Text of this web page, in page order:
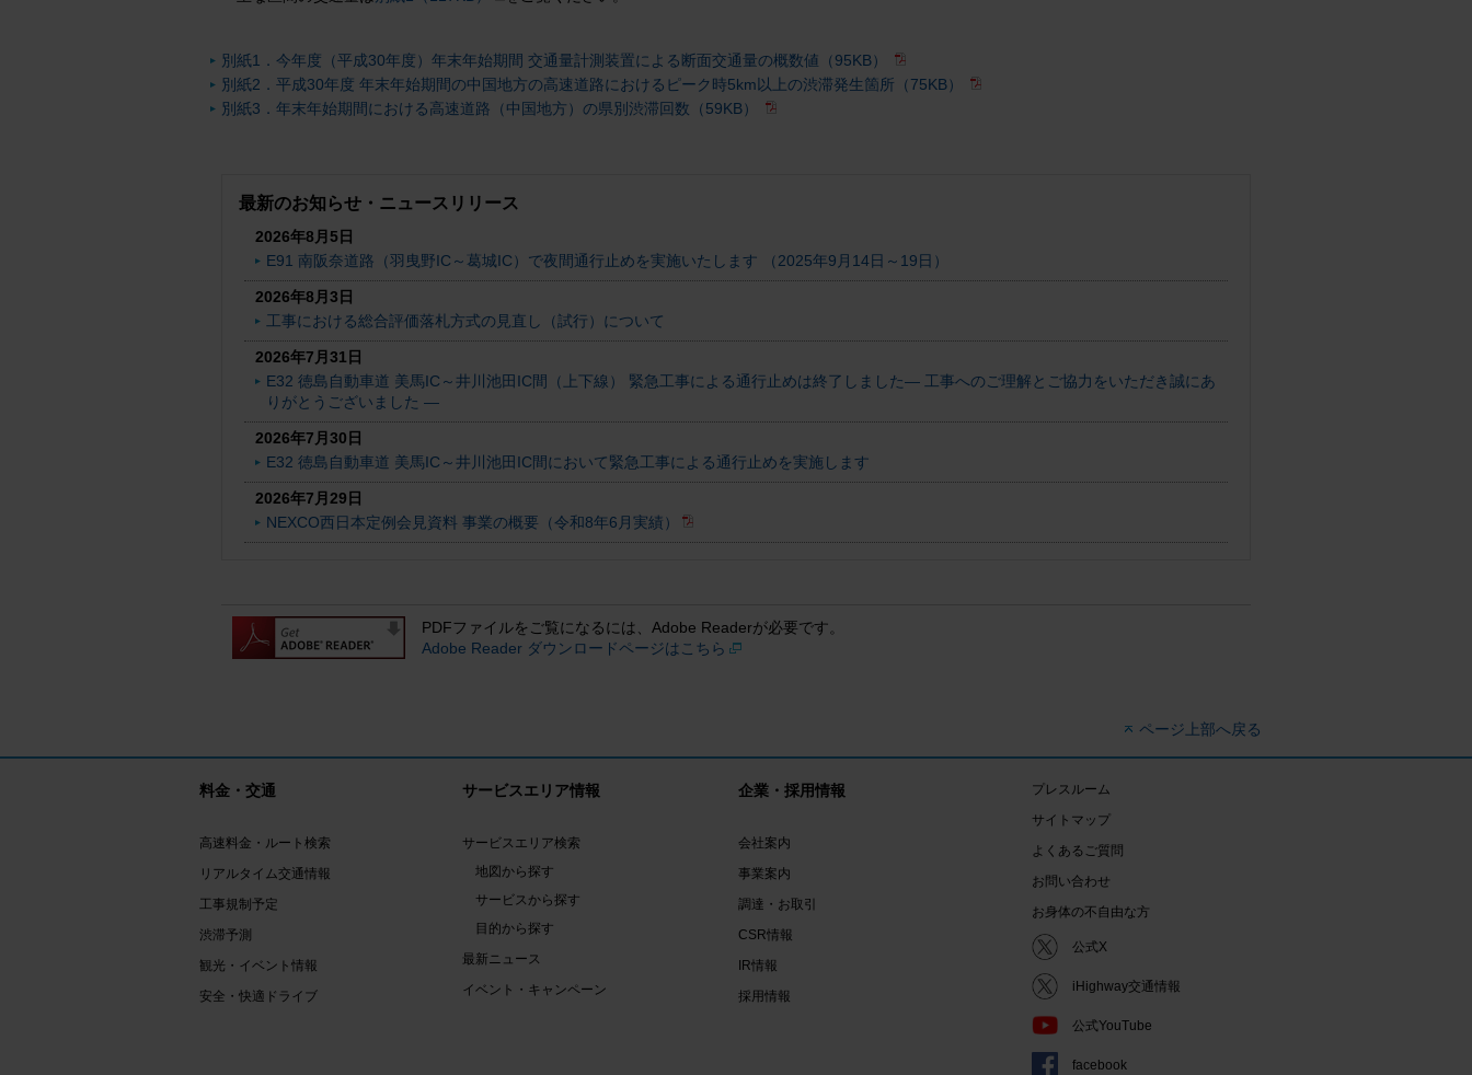
別紙1．今年度（平成30年度）年末年始期間 交通量計測装置による断面交通量の概数値（95KB）
別紙2．平成30年度 年末年始期間の中国地方の高速道路におけるピーク時5km以上の渋滞発生箇所（75KB）
別紙3．年末年始期間における高速道路（中国地方）の県別渋滞回数（59KB）
最新のお知らせ・ニュースリリース
2026年8月5日
E91 南阪奈道路（羽曳野IC～葛󠄀城IC）で夜間通行止めを実施いたします （2025年9月14日～19日）
2026年8月3日
工事における総合評価落札方式の見直し（試行）について
2026年7月31日
E32 徳島自動車道 美馬IC～井川池田IC間（上下線） 緊急工事による通行止めは終了しました― 工事へのご理解とご協力をいただき誠にあ
りがとうございました ―
2026年7月30日
E32 徳島自動車道 美馬IC～井川池田IC間において緊急工事による通行止めを実施します
2026年7月29日
NEXCO西日本定例会見資料 事業の概要（令和8年6月実績）
PDFファイルをご覧になるには、Adobe Readerが必要です。
Adobe Reader ダウンロードページはこちら
ページ上部へ戻る
料金・交通
高速料金・ルート検索
リアルタイム交通情報
工事規制予定
渋滞予測
観光・イベント情報
安全・快適ドライブ
サービスエリア情報
サービスエリア検索
地図から探す
サービスから探す
目的から探す
最新ニュース
イベント・キャンペーン
企業・採用情報
会社案内
事業案内
調達・お取引
CSR情報
IR情報
採用情報
プレスルーム
サイトマップ
よくあるご質問
お問い合わせ
お身体の不自由な方
公式X
iHighway交通情報
公式YouTube
facebook